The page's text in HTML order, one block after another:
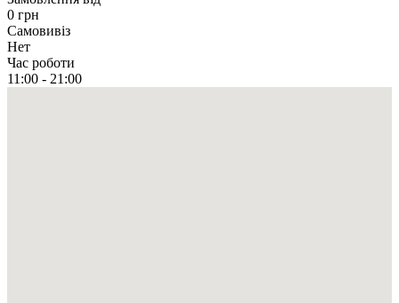
0 грн
Самовивіз
Нет
Час роботи
11:00 - 21:00